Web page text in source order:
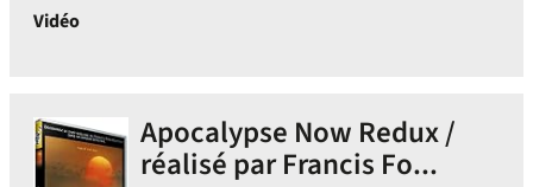
Vidéo
Apocalypse Now Redux /
réalisé par Francis Fo...